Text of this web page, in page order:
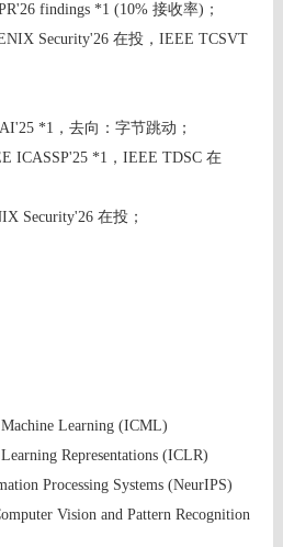
findings *1 (10% 接收率)；
Security'26 在投，IEEE TCSVT
*1，去向：字节跳动；
ICASSP'25 *1， IEEE TDSC 在
Security'26 在投；
Learning (ICML)
Representations (ICLR)
Processing Systems (NeurIPS)
Vision and Pattern Recognition